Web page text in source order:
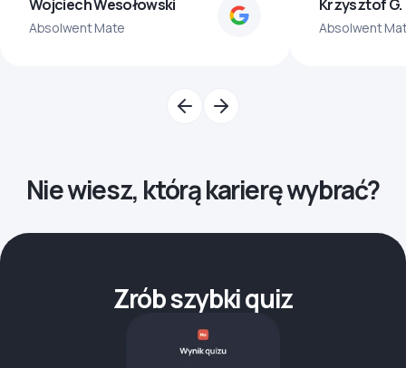
Wojciech Wesołowski
Absolwent Mate
Krzysztof G.
Absolwent
Nie wiesz, którą karierę wybrać?
Zrób szybki quiz